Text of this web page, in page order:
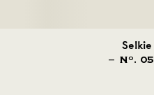
Selkie
NO . 05